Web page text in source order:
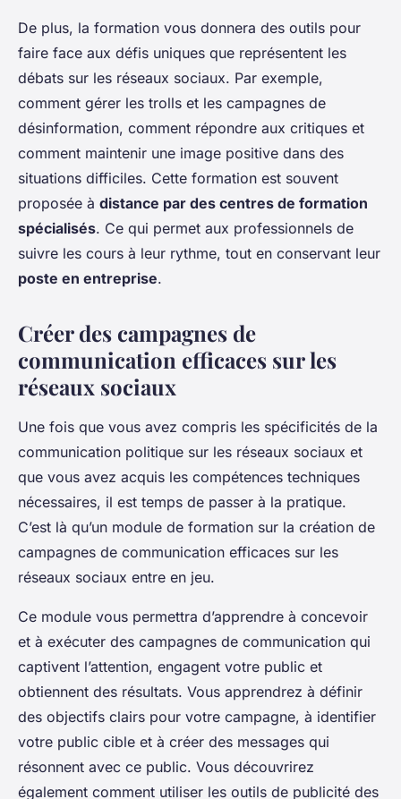
De plus, la formation vous donnera des outils pour
faire face aux défis uniques que représentent les
débats sur les réseaux sociaux. Par exemple,
comment gérer les trolls et les campagnes de
désinformation, comment répondre aux critiques et
comment maintenir une image positive dans des
situations difficiles. Cette formation est souvent
proposée à distance par des centres de formation
spécialisés. Ce qui permet aux professionnels de
suivre les cours à leur rythme, tout en conservant leur
poste en entreprise.
Créer des campagnes de
communication efficaces sur les
réseaux sociaux
Une fois que vous avez compris les spécificités de la
communication politique sur les réseaux sociaux et
que vous avez acquis les compétences techniques
nécessaires, il est temps de passer à la pratique.
C’est là qu’un module de formation sur la création de
campagnes de communication efficaces sur les
réseaux sociaux entre en jeu.
Ce module vous permettra d’apprendre à concevoir
et à exécuter des campagnes de communication qui
captivent l’attention, engagent votre public et
obtiennent des résultats. Vous apprendrez à définir
des objectifs clairs pour votre campagne, à identifier
votre public cible et à créer des messages qui
résonnent avec ce public. Vous découvrirez
également comment utiliser les outils de publicité des